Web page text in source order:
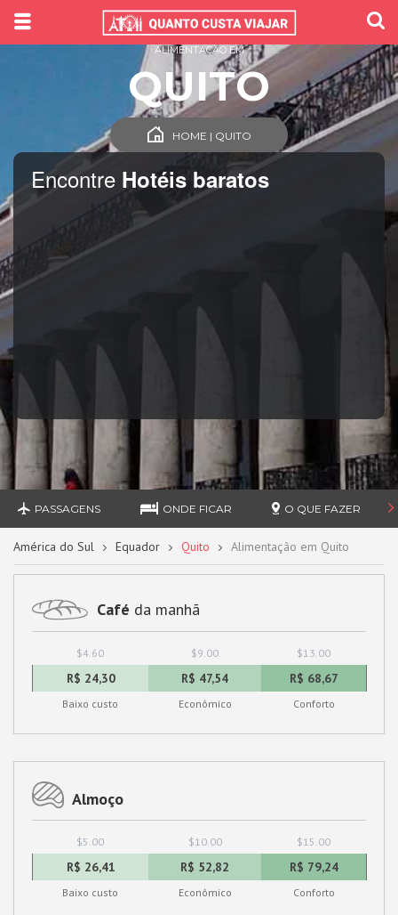
Encontre Hotéis baratos
ALIMENTAÇÃO EM
QUITO
HOME | QUITO
PASSAGENS ONDE FICAR O QUE FAZER
América do Sul Equador Quito Alimentação em Quito
Café da manhã
$4.60 $9.00 $13.00
R$ 24,30 R$ 47,54 R$ 68,67
Baixo custo Econômico Conforto
Almoço
$5.00 $10.00 $15.00
R$ 26,41 R$ 52,82 R$ 79,24
Baixo custo Econômico Conforto